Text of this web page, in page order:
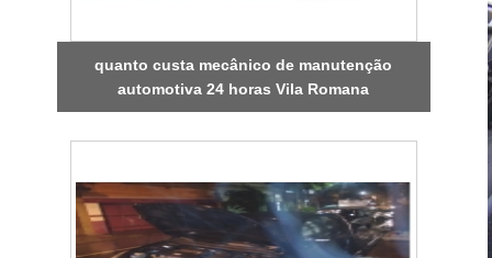
quanto custa mecânico de manutenção
automotiva 24 horas Vila Romana